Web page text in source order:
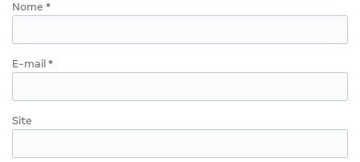
Nome *
E-mail *
Site